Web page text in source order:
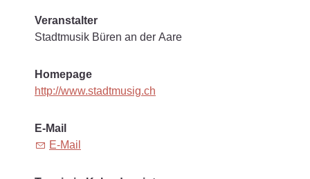
Veranstalter
Stadtmusik Büren an der Aare
Homepage
http://www.stadtmusig.ch
E-Mail
E-Mail